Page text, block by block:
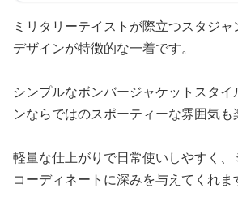
ミリタリーテイストが際立つスタジ
デザインが特徴的な一着です。
シンプルなボンバージャケットスタ
ンならではのスポーティーな雰囲気も
軽量な仕上がりで日常使いしやすく
コーディネートに深みを与えてくれま